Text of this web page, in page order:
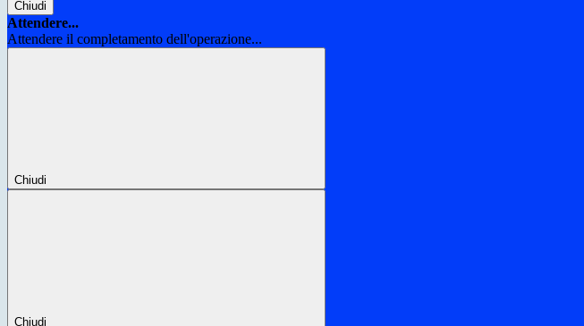
Chiudi
Attendere...
Attendere il completamento dell'operazione...
Chiudi
Chiudi